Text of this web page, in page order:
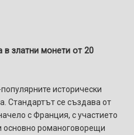
в златни монети от 20
исторически
Стандартът се създава от
с Франция, с участието
основно романоговорещи